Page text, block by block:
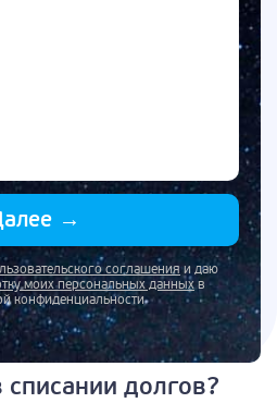
→
соглашенияи даю
моих персональных данныхв
конфиденциальности
долгов?